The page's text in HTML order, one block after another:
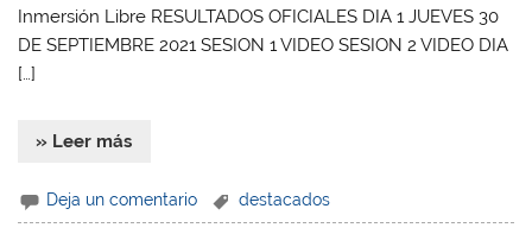
Inmersión Libre RESULTADOS OFICIALES DIA 1 JUEVES 30
DE SEPTIEMBRE 2021 SESION 1 VIDEO SESION 2 VIDEO DIA
[…]
» Leer más
Deja un comentario destacados